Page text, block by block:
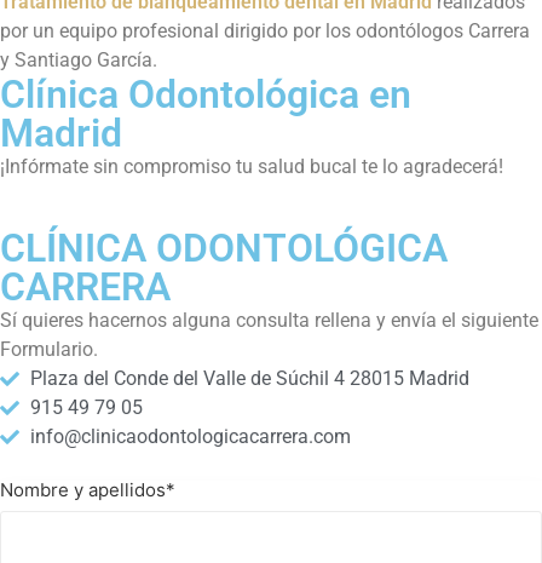
por un equipo profesional dirigido por los odontólogos Carrera
y Santiago García.
Clínica Odontológica en
Madrid
¡Infórmate sin compromiso tu salud bucal te lo agradecerá!
CLÍNICA ODONTOLÓGICA
CARRERA
Sí quieres hacernos alguna consulta rellena y envía el siguiente
Formulario.
Plaza del Conde del Valle de Súchil 4 28015 Madrid
915 49 79 05
info@clinicaodontologicacarrera.com
Nombre y apellidos*